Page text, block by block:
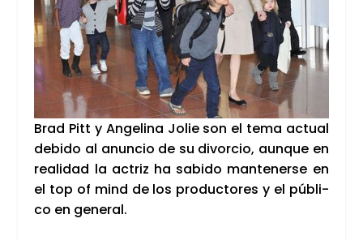
Brad Pitt y Ange­li­na Jolie son el tema actual
debi­do al anun­cio de su divor­cio, aun­que en
reali­dad la actriz ha sabi­do man­te­ner­se en
el top of mind de los pro­duc­to­res y el públi­
co en gene­ral.